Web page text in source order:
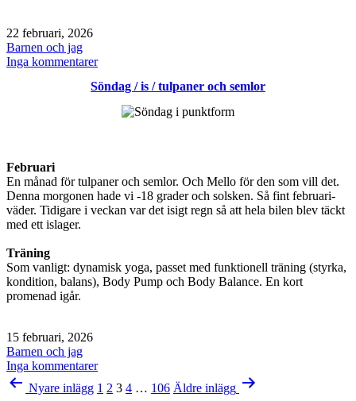
Publicerat
den
22 februari, 2026
Kategoriserat
som
Barnen och jag
Inga kommentarertill
/
istappar
skare
Söndag / is / tulpaner och semlor
Februari
En månad för tulpaner och semlor. Och Mello för den som vill det.
Denna morgonen hade vi -18 grader och solsken. Så fint februari-
väder. Tidigare i veckan var det isigt regn så att hela bilen blev täckt
med ett islager.
Träning
Som vanligt: dynamisk yoga, passet med funktionell träning (styrka,
kondition, balans), Body Pump och Body Balance. En kort
promenad igår.
Publicerat
den
15 februari, 2026
Kategoriserat
som
Barnen och jag
Inga kommentarertill
/
Sidnumrering
Nyare inlägg 1 2 3 4 … 106 Äldre inlägg